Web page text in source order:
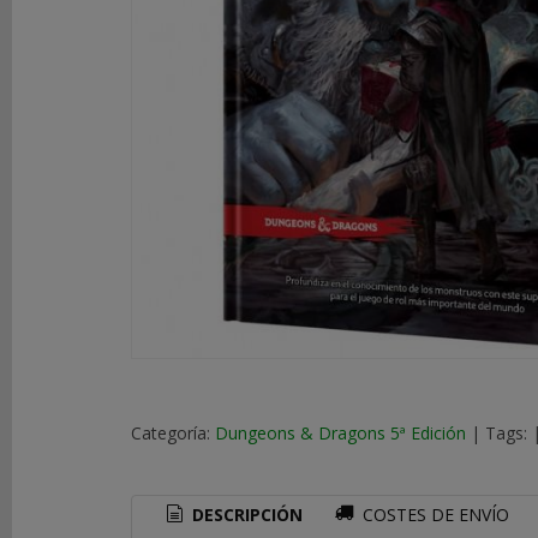
Categoría: Dungeons & Dragons 5ª Edición | Tags: |
DESCRIPCIÓN COSTES DE ENVÍO